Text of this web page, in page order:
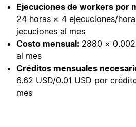
Ejecuciones de workers por
24 horas × 4 ejecuciones/
jecuciones al mes
Costo mensual: 2880 ×
al mes
Créditos mensuales
6.62 USD/0.01 USD por
mes